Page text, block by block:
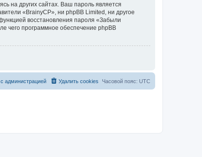
на других сайтах. Ваш пароль является
«BrainyCP», ни phpBB Limited, ни другое
восстановления пароля «Забыли
чего программное обеспечение phpBB
Часовой пояс: UTC
Удалить cookies
администрацией